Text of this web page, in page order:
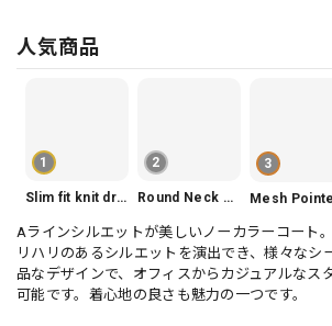
人気商品
1
Slim fit knit dress(3color) V1330
2
Round Neck Tiered Sleeveless Dress V2290
3
Aラインシルエットが美しいノーカラーコート
リハリのあるシルエットを演出でき、様々なシ
品なデザインで、オフィスからカジュアルなス
可能です。着心地の良さも魅力の一つです。